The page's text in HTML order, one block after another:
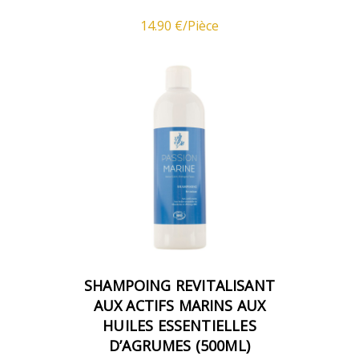
14.90 €/Pièce
SHAMPOING REVITALISANT
AUX ACTIFS MARINS AUX
HUILES ESSENTIELLES
D’AGRUMES (500ML)